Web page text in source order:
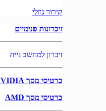
קירור נוזלי
זיכרונות פנימיים
זיכרון למחשב נייח
כרטיסי מסך NVIDIA
כרטיסי מסך AMD